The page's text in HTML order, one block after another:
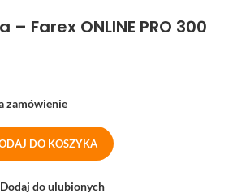
Farex ONLINE PRO 300
zamówienie
DO KOSZYKA
Dodaj do ulubionych